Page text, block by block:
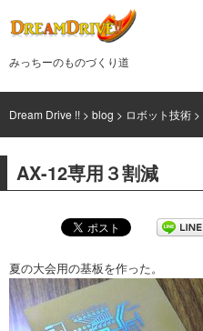
みっちーのものづくり道
Dream Drive !! > blog > ロボット技術 >
AX-12専用３割減
夏の大会用の基板を作った。